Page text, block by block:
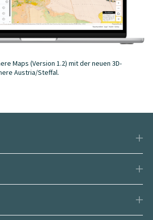
Maps (Version 1.2) mit der neuen 3D-
Austria/Steffal.